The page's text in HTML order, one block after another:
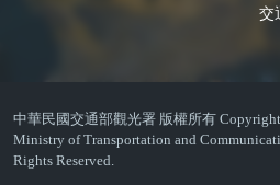
交
中華民國交通部觀光署 版權所有
Ministry of Transportation and
Rights Reserved.